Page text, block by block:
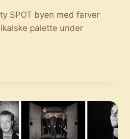
SPOT byen med farver
palette under